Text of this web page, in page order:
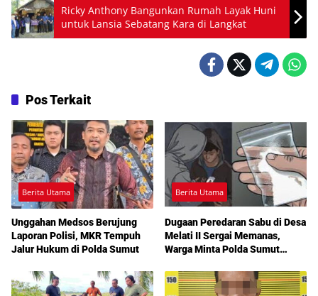
Ricky Anthony Bangunkan Rumah Layak Huni
untuk Lansia Sebatang Kara di Langkat
Pos Terkait
Berita Utama
Unggahan Medsos Berujung
Laporan Polisi, MKR Tempuh
Jalur Hukum di Polda Sumut
Berita Utama
Dugaan Peredaran Sabu di Desa
Melati II Sergai Memanas,
Warga Minta Polda Sumut